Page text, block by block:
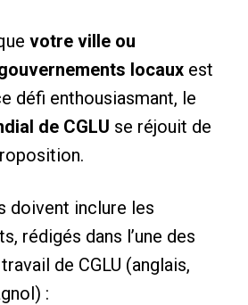
votre ville ou
locauxest
défi enthousiasmant, le
de CGLU se réjouit de
doivent inclure les
rédigés dans l’une des
de CGLU (anglais,
: